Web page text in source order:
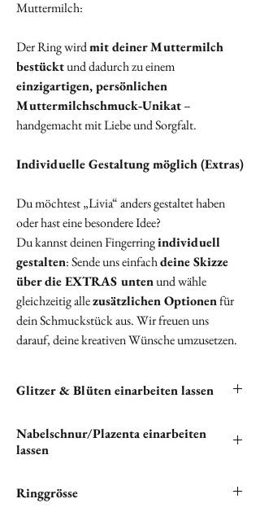
Muttermilch:
Der Ring wirdmit deiner Muttermilch
bestücktund dadurch zu einem
einzigartigen, persönlichen
Muttermilchschmuck‑Unikat–
handgemacht mit Liebe und Sorgfalt.
Individuelle Gestaltung möglich (Extras)
Du möchtest „Livia“ anders gestaltet haben
oder hast eine besondere Idee?
Du kannst deinen Fingerringindividuell
gestalten: Sende uns einfachdeine Skizze
über die EXTRAS untenund wähle
gleichzeitig allezusätzlichen Optionenfür
dein Schmuckstück aus. Wir freuen uns
darauf, deine kreativen Wünsche umzusetzen.
Glitzer & Blüten einarbeiten lassen
deine Halskette einarbeiten zu lassen. Bitte
klicken unten auf "
Nabelschnur/Plazenta einarbeiten
lassen
deinem einzigartigen Schmuckstück verewigen
Ringgrösse